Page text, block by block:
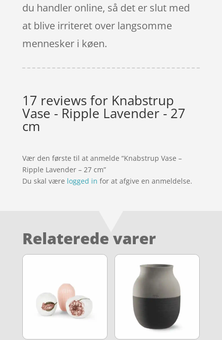
du handler online, så det er slut med
at blive irriteret over langsomme
mennesker i køen.
17 reviews for Knabstrup
Vase - Ripple Lavender - 27
cm
Vær den første til at anmelde “Knabstrup Vase –
Ripple Lavender – 27 cm”
Du skal være logged in for at afgive en anmeldelse.
Relaterede varer